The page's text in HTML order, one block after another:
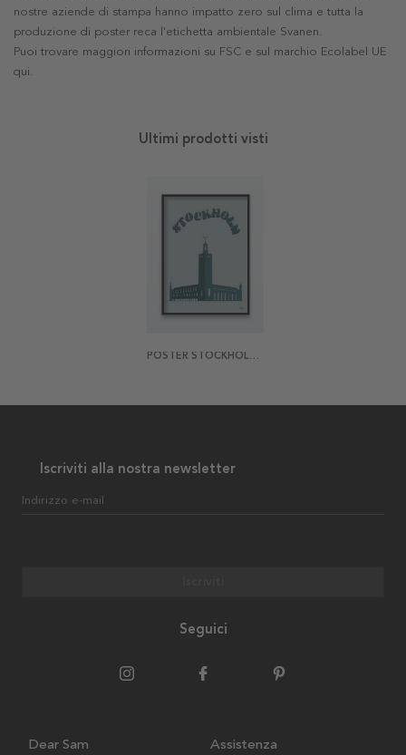
nostre aziende di stampa hanno impatto zero sul clima e tutta la
produzione di poster reca l'etichetta ambientale Svanen.
Puoi trovare maggiori informazioni su FSC e sul marchio Ecolabel UE
qui.
Ultimi prodotti visti
POSTER STOCKHOLM BLÅ
Iscriviti alla nostra newsletter
Indirizzo e-mail
Seguici
Dear Sam Assistenza